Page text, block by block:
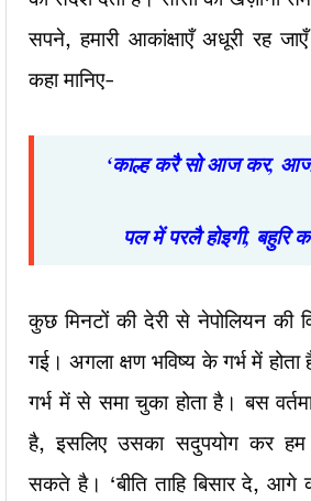
सपने, हमारी आकांक्षाएँ अधूरी रह
कहा मानिए-
‘काल्ह करै सो आज कर,
पल में परलै होइगी, बहुरि
कुछ मिनटों की देरी से नेपोलियन की
गई। अगला क्षण भविष्य के गर्भ में
गर्भ में से समा चुका होता है। बस
है, इसलिए उसका सदुपयोग कर हम
सकते है। ‘बीति ताहि बिसार दे,